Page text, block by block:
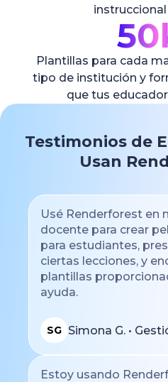
Plantillas para cada
tipo de institución y
que tus
Testimonios de
Usan
Usé Renderforest en
docente para crear
para estudiantes,
ciertas lecciones, y
plantillas
ayuda.
SG Simona G. •
Estoy usando